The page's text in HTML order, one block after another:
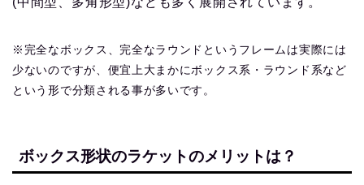
※完全なボックス、完全なラウンドというフレームは実際には
少ないのですが、便宜上大まかにボックス系・ラウンド系など
という形で分類される事が多いです。
ボックス形状のラケットのメリットは？